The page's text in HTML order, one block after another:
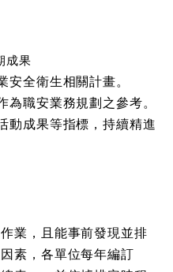
成果
安全衛生相關計畫。
為職安業務規劃之參考。
動成果等指標，持續精進
業，且能事前發現並排
素，各單位每年編訂